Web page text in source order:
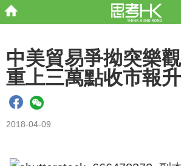
中美貿易爭拗突樂
重上三萬點收市報
2018-04-09